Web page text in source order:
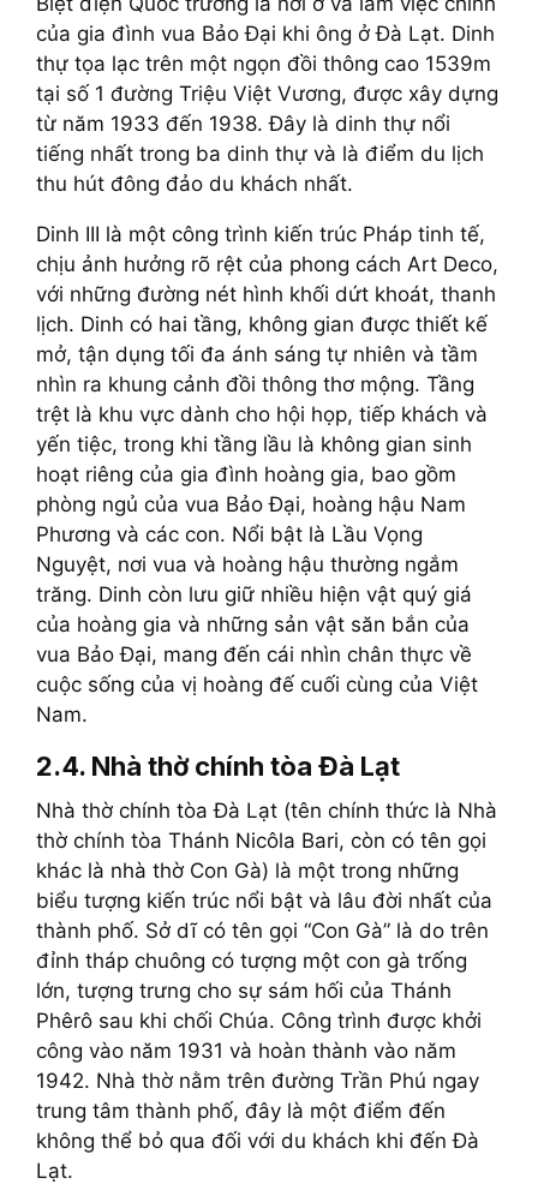
của gia đình vua Bảo Đại khi ông ở Đà Lạt. Dinh
thự tọa lạc trên một ngọn đồi thông cao 1539m
tại số 1 đường Triệu Việt Vương, được xây dựng
từ năm 1933 đến 1938. Đây là dinh thự nổi
tiếng nhất trong ba dinh thự và là điểm du lịch
thu hút đông đảo du khách nhất.
Dinh III là một công trình kiến trúc Pháp tinh tế,
chịu ảnh hưởng rõ rệt của phong cách Art Deco,
với những đường nét hình khối dứt khoát, thanh
lịch. Dinh có hai tầng, không gian được thiết kế
mở, tận dụng tối đa ánh sáng tự nhiên và tầm
nhìn ra khung cảnh đồi thông thơ mộng. Tầng
trệt là khu vực dành cho hội họp, tiếp khách và
yến tiệc, trong khi tầng lầu là không gian sinh
hoạt riêng của gia đình hoàng gia, bao gồm
phòng ngủ của vua Bảo Đại, hoàng hậu Nam
Phương và các con. Nổi bật là Lầu Vọng
Nguyệt, nơi vua và hoàng hậu thường ngắm
trăng. Dinh còn lưu giữ nhiều hiện vật quý giá
của hoàng gia và những sản vật săn bắn của
vua Bảo Đại, mang đến cái nhìn chân thực về
cuộc sống của vị hoàng đế cuối cùng của Việt
Nam.
2.4. Nhà thờ chính tòa Đà Lạt
Nhà thờ chính tòa Đà Lạt (tên chính thức là Nhà
thờ chính tòa Thánh Nicôla Bari, còn có tên gọi
khác là nhà thờ Con Gà) là một trong những
biểu tượng kiến trúc nổi bật và lâu đời nhất của
thành phố. Sở dĩ có tên gọi “Con Gà” là do trên
đỉnh tháp chuông có tượng một con gà trống
lớn, tượng trưng cho sự sám hối của Thánh
Phêrô sau khi chối Chúa. Công trình được khởi
công vào năm 1931 và hoàn thành vào năm
1942. Nhà thờ nằm trên đường Trần Phú ngay
trung tâm thành phố, đây là một điểm đến
không thể bỏ qua đối với du khách khi đến Đà
Lạt.